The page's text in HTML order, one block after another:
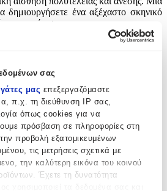
σας
μας επεξεργαζόμαστε
π.χ. τη διεύθυνση IP σας,
όπως cookies για να
πρόσβαση σε πληροφορίες στη
προβολή εξατομικευμένων
τις μετρήσεις σχετικά με
την καλύτερη εικόνα του κοινού
Έχετε τη δυνατότητα
δημιουργήσετε ένα αξέχαστο σκηνικό
μικρής σας.